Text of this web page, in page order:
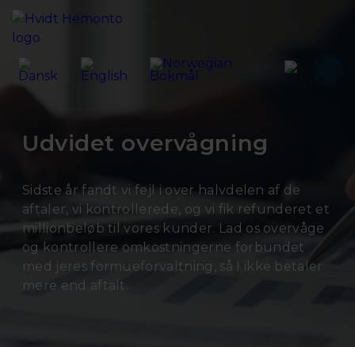
Udvidet overvågning
Sidste år fandt vi fejl i over halvdelen af de
aftaler, vi kontrollerede, og vi fik refunderet et
millionbeløb til vores kunder. Lad os overvåge
og kontrollere omkostningerne forbundet
med jeres formueforvaltning, så I ikke betaler
mere end aftalt.